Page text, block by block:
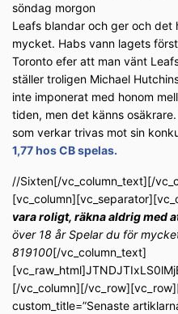
söndag morgon
Leafs blandar och ger och det
mycket. Habs vann lagets
Toronto efer att man vänt
ställer troligen Michael
inte imponerat med honom
tiden, men det känns
som verkar trivas mot sin
1,77 hos CB spelas.
//Sixten[/vc_column_text][/
vara roligt, räkna aldrig med
över 18 år Spelar du för
819100[/vc_column_text]
[/vc_column][/
custom_title=”Senaste